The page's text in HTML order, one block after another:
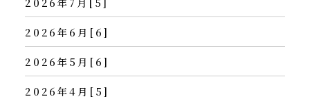
2026年6月[6]
2026年5月[6]
2026年4月[5]